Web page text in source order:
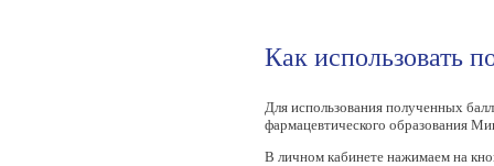
Как использовать
Для использования полученных
фармацевтического образования
В личном кабинете нажимаем на